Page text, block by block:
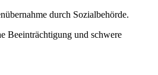
durch Sozialbehörde.
Beeinträchtigung und schwere